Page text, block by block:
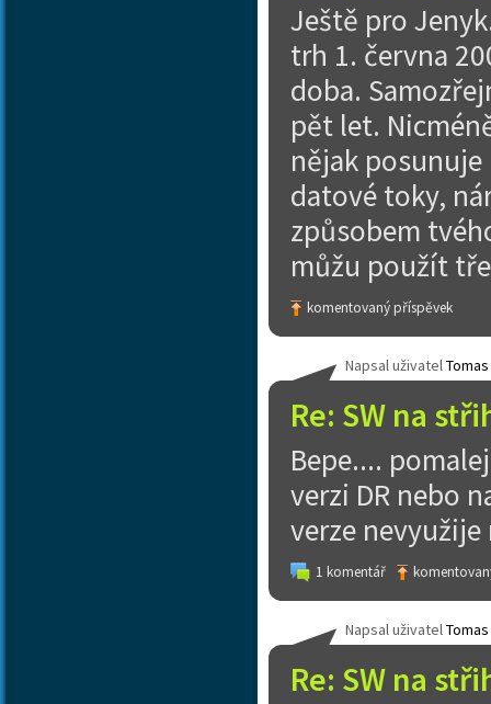
Ještě pro
trh 1. června
doba.
pět let.
nějak
datové toky,
způsobem
můžu použít
komentovaný příspěvek
Re: SW na
Napsal uživatelTomas
Bepe....
verzi DR nebo
verze
1 komentář
Re: SW na
Napsal uživatelTomas